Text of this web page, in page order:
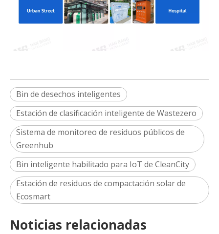
Bin de desechos inteligentes
Estación de clasificación inteligente de Wastezero
Sistema de monitoreo de residuos públicos de
Greenhub
Bin inteligente habilitado para IoT de CleanCity
Estación de residuos de compactación solar de
Ecosmart
Noticias relacionadas